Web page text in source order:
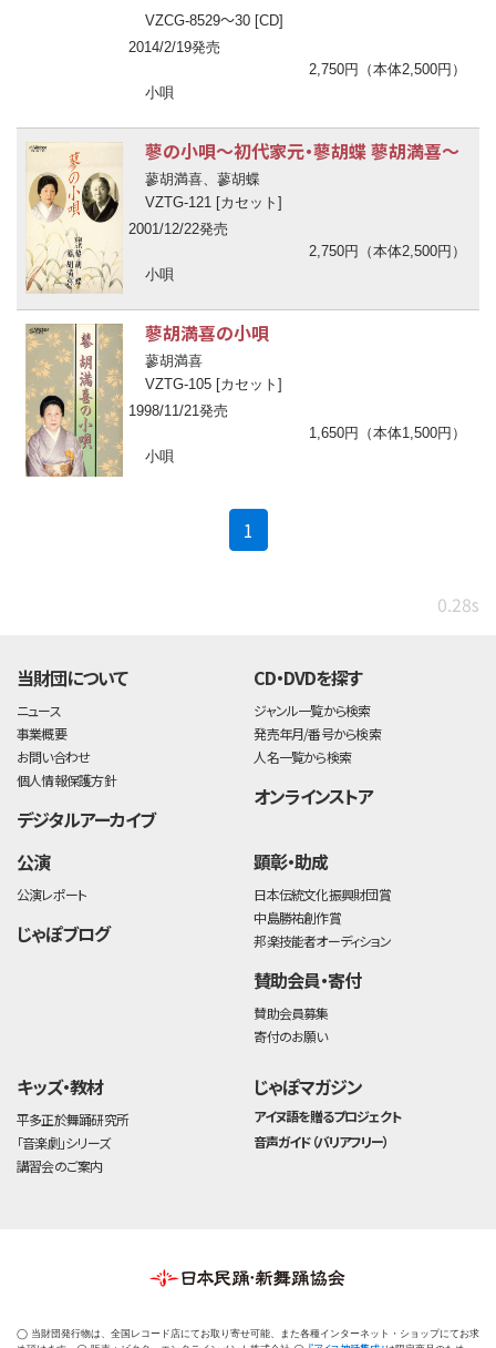
VZCG-8529〜30 [CD]
2014/2/19発売
2,750円（本体2,500円）
小唄
蓼の小唄〜初代家元・蓼胡蝶 蓼胡満喜〜
蓼胡満喜、蓼胡蝶
VZTG-121 [カセット]
2001/12/22発売
2,750円（本体2,500円）
小唄
蓼胡満喜の小唄
蓼胡満喜
VZTG-105 [カセット]
1998/11/21発売
1,650円（本体1,500円）
小唄
1
0.28s
当財団について
ニュース
事業概要
お問い合わせ
個人情報保護方針
デジタルアーカイブ
CD・DVDを探す
ジャンル一覧から検索
発売年月/番号から検索
人名一覧から検索
オンラインストア
公演
公演レポート
じゃぽブログ
顕彰・助成
日本伝統文化振興財団賞
中島勝祐創作賞
邦楽技能者オーディション
賛助会員・寄付
賛助会員募集
寄付のお願い
キッズ・教材
平多正於舞踊研究所
「音楽劇」シリーズ
講習会のご案内
じゃぽマガジン
アイヌ語を贈るプロジェクト
音声ガイド（バリアフリー）
◯ 当財団発行物は、全国レコード店にてお取り寄せ可能、また各種インターネット・ショップにてお求